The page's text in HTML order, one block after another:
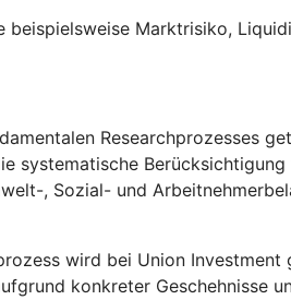
Marktrisiko,
Researchprozesses
systematische
, Sozial- und
wird bei Union
konkreter